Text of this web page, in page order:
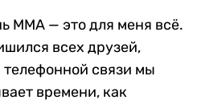
ММА — это для меня всё.
всех друзей,
связи мы
времени, как